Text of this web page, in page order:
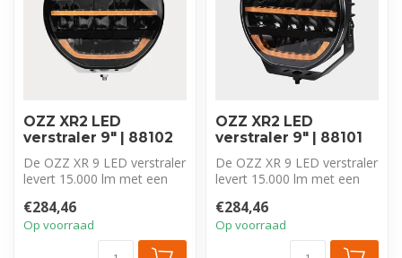
OZZ XR2 LED
verstraler 9″ | 88102
De OZZ XR 9 LED verstraler
levert 15.000 lm met een
da...
€284,46
Op voorraad
OZZ XR2 LED
verstraler 9″ | 88101
De OZZ XR 9 LED verstraler
levert 15.000 lm met een
da...
€284,46
Op voorraad